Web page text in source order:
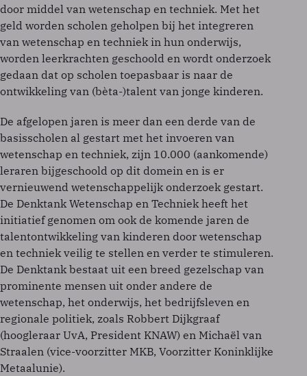
door middel van wetenschap en techniek. Met het
geld worden scholen geholpen bij het integreren
van wetenschap en techniek in hun onderwijs,
worden leerkrachten geschoold en wordt onderzoek
gedaan dat op scholen toepasbaar is naar de
ontwikkeling van (bèta-)talent van jonge kinderen.
De afgelopen jaren is meer dan een derde van de
basisscholen al gestart met het invoeren van
wetenschap en techniek, zijn 10.000 (aankomende)
leraren bijgeschoold op dit domein en is er
vernieuwend wetenschappelijk onderzoek gestart.
De Denktank Wetenschap en Techniek heeft het
initiatief genomen om ook de komende jaren de
talentontwikkeling van kinderen door wetenschap
en techniek veilig te stellen en verder te stimuleren.
De Denktank bestaat uit een breed gezelschap van
prominente mensen uit onder andere de
wetenschap, het onderwijs, het bedrijfsleven en
regionale politiek, zoals Robbert Dijkgraaf
(hoogleraar UvA, President KNAW) en Michaël van
Straalen (vice-voorzitter MKB, Voorzitter Koninklijke
Metaalunie).